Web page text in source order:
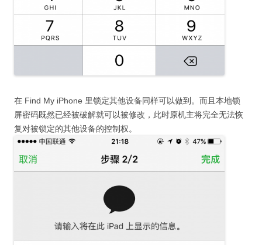
在 Find My iPhone 里锁定其他设备同样可以做到。而且本地锁
屏密码既然已经被破解就可以被修改，此时原机主将完全无法恢
复对被锁定的其他设备的控制权。